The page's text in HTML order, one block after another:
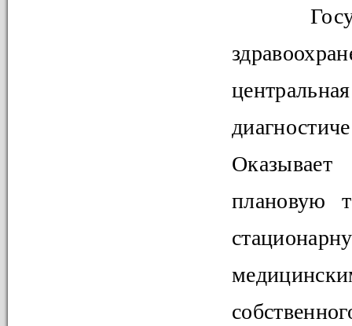
плановую